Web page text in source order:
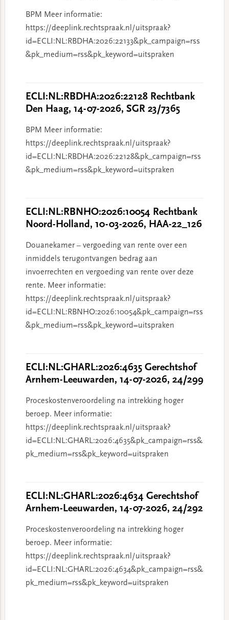
BPM Meer informatie:
https://deeplink.rechtspraak.nl/uitspraak?
id=ECLI:NL:RBDHA:2026:22133&pk_campaign=rss
&pk_medium=rss&pk_keyword=uitspraken
ECLI:NL:RBDHA:2026:22128 Rechtbank
Den Haag, 14-07-2026, SGR 23/7365
BPM Meer informatie:
https://deeplink.rechtspraak.nl/uitspraak?
id=ECLI:NL:RBDHA:2026:22128&pk_campaign=rss
&pk_medium=rss&pk_keyword=uitspraken
ECLI:NL:RBNHO:2026:10054 Rechtbank
Noord-Holland, 10-03-2026, HAA-22_126
Douanekamer – vergoeding van rente over een
inmiddels terugontvangen bedrag aan
invoerrechten en vergoeding van rente over deze
rente. Meer informatie:
https://deeplink.rechtspraak.nl/uitspraak?
id=ECLI:NL:RBNHO:2026:10054&pk_campaign=rss
&pk_medium=rss&pk_keyword=uitspraken
ECLI:NL:GHARL:2026:4635 Gerechtshof
Arnhem-Leeuwarden, 14-07-2026, 24/299
Proceskostenveroordeling na intrekking hoger
beroep. Meer informatie:
https://deeplink.rechtspraak.nl/uitspraak?
id=ECLI:NL:GHARL:2026:4635&pk_campaign=rss&
pk_medium=rss&pk_keyword=uitspraken
ECLI:NL:GHARL:2026:4634 Gerechtshof
Arnhem-Leeuwarden, 14-07-2026, 24/292
Proceskostenveroordeling na intrekking hoger
beroep. Meer informatie:
https://deeplink.rechtspraak.nl/uitspraak?
id=ECLI:NL:GHARL:2026:4634&pk_campaign=rss&
pk_medium=rss&pk_keyword=uitspraken